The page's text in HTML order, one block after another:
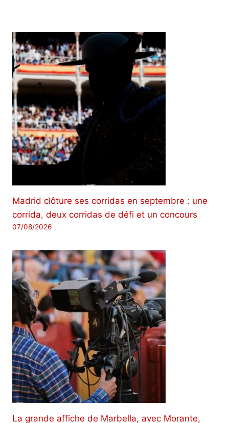
Madrid clôture ses corridas en septembre : une
corrida, deux corridas de défi et un concours
07/08/2026
La grande affiche de Marbella, avec Morante,